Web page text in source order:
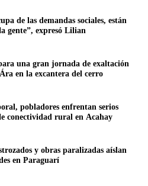
de las demandas sociales, están
gente”, expresó Lilian
una gran jornada de exaltación
en la excantera del cerro
pobladores enfrentan serios
conectividad rural en Acahay
y obras paralizadas aíslan
en Paraguarí